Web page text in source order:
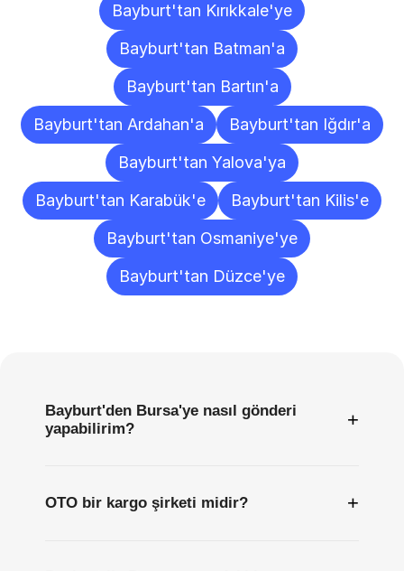
Bayburt'tan Kırıkkale'ye
Bayburt'tan Batman'a
Bayburt'tan Bartın'a
Bayburt'tan Ardahan'a
Bayburt'tan Iğdır'a
Bayburt'tan Yalova'ya
Bayburt'tan Karabük'e
Bayburt'tan Kilis'e
Bayburt'tan Osmaniye'ye
Bayburt'tan Düzce'ye
Bayburt'den Bursa'ye nasıl gönderi
yapabilirim?
+
OTO bir kargo şirketi midir? +